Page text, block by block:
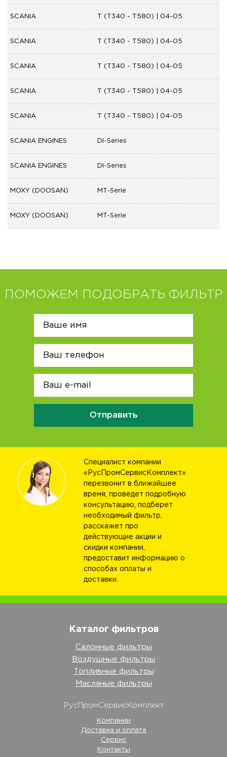
SCANIA T (T340 - T580) | 04-05
SCANIA T (T340 - T580) | 04-05
SCANIA T (T340 - T580) | 04-05
SCANIA T (T340 - T580) | 04-05
SCANIA T (T340 - T580) | 04-05
SCANIA ENGINES DI-Series
SCANIA ENGINES DI-Series
MOXY (DOOSAN) MT-Serie
MOXY (DOOSAN) MT-Serie
ПОМОЖЕМ ПОДОБРАТЬ ФИЛЬТР
Отправить
Специалист компании
«РусПромСервисКомплект»
перезвонит в ближайшее
время, проведет подробную
консультацию, подберет
необходимый фильтр,
расскажет про
действующие акции и
скидки компании,
предоставит информацию о
способах оплаты и
доставки.
Каталог фильтров
Салонные фильтры
Воздушные фильтры
Топливные фильтры
Масляные фильтры
РусПромСервисКомплект
Компании
Доставка и оплата
Сервис
Контакты